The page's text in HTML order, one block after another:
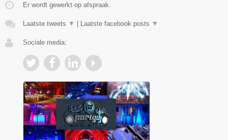
Er wordt gewerkt op afspraak.
Laatste tweets ▼ | Laatste facebook posts ▼
Sociale media: